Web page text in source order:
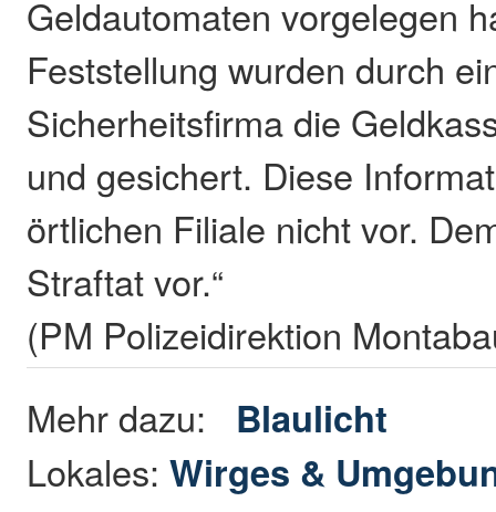
Geldautomaten vorgelegen
Feststellung wurden durch
Sicherheitsfirma die
und gesichert. Diese
örtlichen Filiale nicht vor.
Straftat vor.“
(PM Polizeidirektion
Mehr dazu: Blaulicht
Lokales:Wirges &